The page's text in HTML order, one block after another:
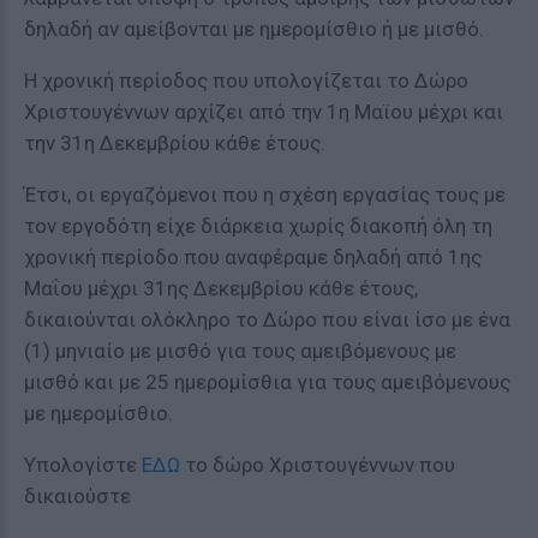
δηλαδή αν αμείβονται με ημερομίσθιο ή με μισθό.
Η χρονική περίοδος που υπολογίζεται το Δώρο
Χριστουγέννων αρχίζει από την 1η Μαϊου μέχρι και
την 31η Δεκεμβρίου κάθε έτους.
Έτσι, οι εργαζόμενοι που η σχέση εργασίας τους με
τον εργοδότη είχε διάρκεια χωρίς διακοπή όλη τη
χρονική περίοδο που αναφέραμε δηλαδή από 1ης
Μαΐου μέχρι 31ης Δεκεμβρίου κάθε έτους,
δικαιούνται ολόκληρο το Δώρο που είναι ίσο με ένα
(1) μηνιαίο με μισθό για τους αμειβόμενους με
μισθό και με 25 ημερομίσθια για τους αμειβόμενους
με ημερομίσθιο.
Υπολογίστε ΕΔΩ το δώρο Χριστουγέννων που
δικαιούστε